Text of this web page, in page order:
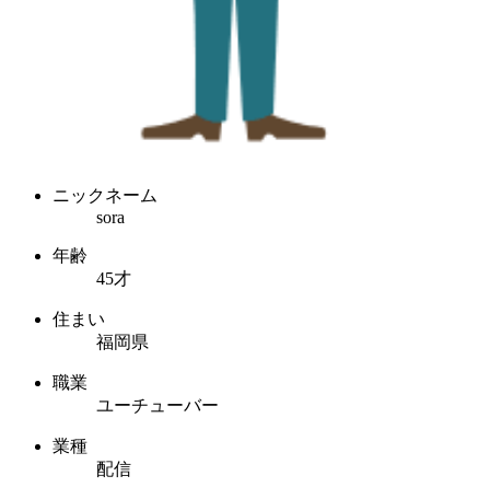
ニックネーム
sora
年齢
45才
住まい
福岡県
職業
ユーチューバー
業種
配信